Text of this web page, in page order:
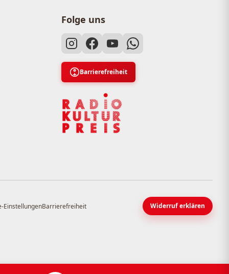
Folge uns
Barrierefreiheit
EinstellungenBarrierefreiheit Widerruf erklären